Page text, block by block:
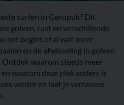
surfen in Gerupuk? Dit
golven, rust en verschillende
net begint of al wat meer
en de afwisseling in golven
waarom steeds meer
waarom deze plek anders is
verder en laat je verrassen